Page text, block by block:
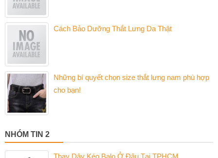
Cách Bảo Dưỡng Thắt Lưng Da Thật
Những bí quyết chọn size thắt lưng nam phù hợp
cho bạn!
NHÓM TIN 2